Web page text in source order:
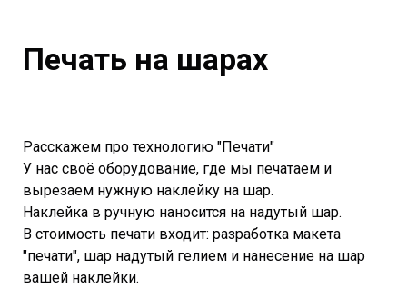
Печать на шарах
Расскажем про технологию "Печати"
У нас своё оборудование, где мы печатаем и
вырезаем нужную наклейку на шар.
Наклейка в ручную наносится на надутый шар.
В стоимость печати входит: разработка макета
"печати", шар надутый гелием и нанесение на шар
вашей наклейки.